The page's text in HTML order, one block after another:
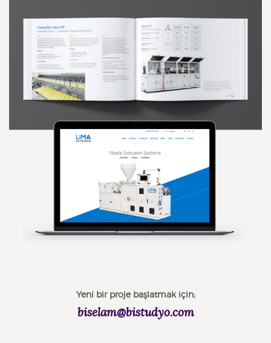
Yeni bir proje başlatmak için;
biselam@bistudyo.com